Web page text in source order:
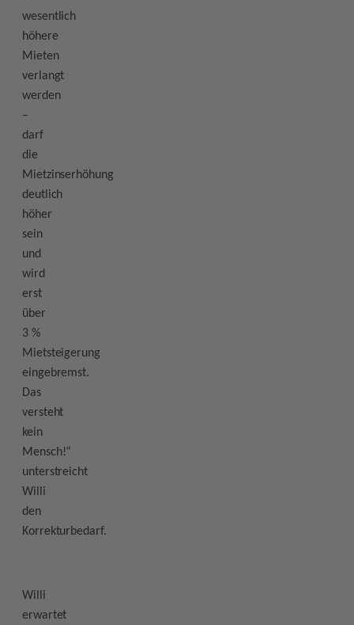
wesentlich
höhere
Mieten
verlangt
werden
–
darf
die
Mietzinserhöhung
deutlich
höher
sein
und
wird
erst
über
3 %
Mietsteigerung
eingebremst.
Das
versteht
kein
Mensch!“
unterstreicht
Willi
den
Korrekturbedarf.
Willi
erwartet